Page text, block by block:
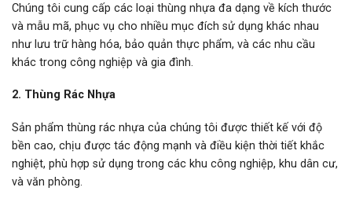
Chúng tôi cung cấp các loại thùng nhựa đa dạng về kích thước
và mẫu mã, phục vụ cho nhiều mục đích sử dụng khác nhau
như lưu trữ hàng hóa, bảo quản thực phẩm, và các nhu cầu
khác trong công nghiệp và gia đình.
2. Thùng Rác Nhựa
Sản phẩm thùng rác nhựa của chúng tôi được thiết kế với độ
bền cao, chịu được tác động mạnh và điều kiện thời tiết khắc
nghiệt, phù hợp sử dụng trong các khu công nghiệp, khu dân cư,
và văn phòng.